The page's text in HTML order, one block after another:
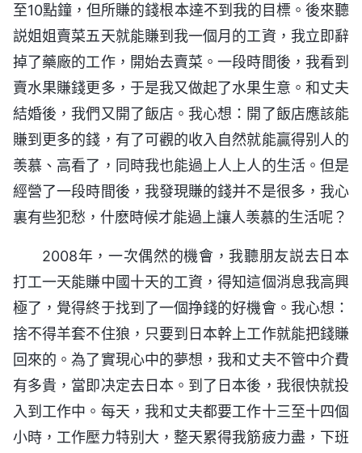
至10點鐘，但所賺的錢根本達不到我的目標。後來聽
説姐姐賣菜五天就能賺到我一個月的工資，我立即辭
掉了藥廠的工作，開始去賣菜。一段時間後，我看到
賣水果賺錢更多，于是我又做起了水果生意。和丈夫
結婚後，我們又開了飯店。我心想：開了飯店應該能
賺到更多的錢，有了可觀的收入自然就能贏得别人的
羡慕、高看了，同時我也能過上人上人的生活。但是
經營了一段時間後，我發現賺的錢并不是很多，我心
裏有些犯愁，什麽時候才能過上讓人羡慕的生活呢？
2008年，一次偶然的機會，我聽朋友説去日本
打工一天能賺中國十天的工資，得知這個消息我高興
極了，覺得終于找到了一個挣錢的好機會。我心想：
捨不得羊套不住狼，只要到日本幹上工作就能把錢賺
回來的。為了實現心中的夢想，我和丈夫不管中介費
有多貴，當即决定去日本。到了日本後，我很快就投
入到工作中。每天，我和丈夫都要工作十三至十四個
小時，工作壓力特别大，整天累得我筋疲力盡，下班